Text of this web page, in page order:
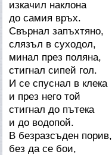
изкачил наклона
до самия връх.
Свърнал запъхтяно,
слязъл в суходол,
минал през поляна,
стигнал сипей гол.
И се спуснал в клека
и през него той
стигнал до пътека
и до водопой.
В безразсъден порив,
без да се бои,